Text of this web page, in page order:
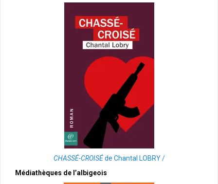
CHASSÉ-CROISÉde Chantal LOBRY /
Médiathèques de l’albigeois